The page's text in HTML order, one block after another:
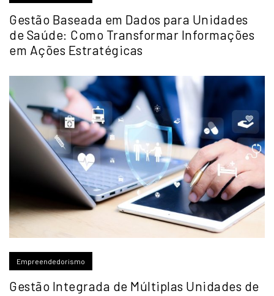
Gestão Baseada em Dados para Unidades
de Saúde: Como Transformar Informações
em Ações Estratégicas
Empreendedorismo
Gestão Integrada de Múltiplas Unidades de